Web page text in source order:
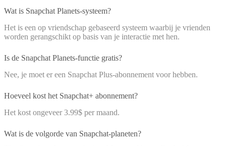
Wat is Snapchat Planets-systeem?
Het is een op vriendschap gebaseerd systeem waarbij je vrienden
worden gerangschikt op basis van je interactie met hen.
Is de Snapchat Planets-functie gratis?
Nee, je moet er een Snapchat Plus-abonnement voor hebben.
Hoeveel kost het Snapchat+ abonnement?
Het kost ongeveer 3.99$ per maand.
Wat is de volgorde van Snapchat-planeten?